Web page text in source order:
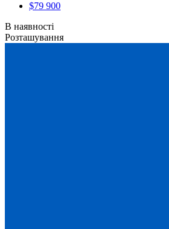
$79 900
В наявності
Розташування